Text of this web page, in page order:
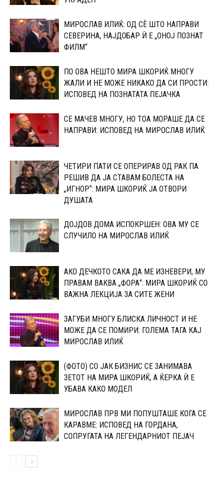
МИРОСЛАВ ИЛИЌ: ОД СÈ ШТО НАПРАВИ
СЕВЕРИНА, НАЈДОБАР Ѝ Е „ОНОЈ ПОЗНАТ
ФИЛМ“
ПО ОВА НЕШТО МИРА ШКОРИЌ МНОГУ
ЖАЛИ И НЕ МОЖЕ НИКАКО ДА СИ ПРОСТИ:
ИСПОВЕД НА ПОЗНАТАТА ПЕЈАЧКА
СЕ МАЧЕВ МНОГУ, НО ТОА МОРАШЕ ДА СЕ
НАПРАВИ: ИСПОВЕД НА МИРОСЛАВ ИЛИЌ
ЧЕТИРИ ПАТИ СЕ ОПЕРИРАВ ОД РАК ПА
РЕШИВ ДА ЈА СТАВАМ БОЛЕСТА НА
„ИГНОР“: МИРА ШКОРИЌ ЈА ОТВОРИ
ДУШАТА
ДОЈДОВ ДОМА ИСПОКРШЕН: ОВА МУ СЕ
СЛУЧИЛО НА МИРОСЛАВ ИЛИЌ
АКО ДЕЧКОТО САКА ДА МЕ ИЗНЕВЕРИ, МУ
ПРАВАМ ВАКВА „ФОРА“: МИРА ШКОРИЌ СО
ВАЖНА ЛЕКЦИЈА ЗА СИТЕ ЖЕНИ
ЗАГУБИ МНОГУ БЛИСКА ЛИЧНОСТ И НЕ
МОЖЕ ДА СЕ ПОМИРИ: ГОЛЕМА ТАГА КАЈ
МИРОСЛАВ ИЛИЌ
(ФОТО) СО ЈАК БИЗНИС СЕ ЗАНИМАВА
ЗЕТОТ НА МИРА ШКОРИЌ, А ЌЕРКА Ѝ Е
УБАВА КАКО МОДЕЛ
МИРОСЛАВ ПРВ МИ ПОПУШТАШЕ КОГА СЕ
КАРАВМЕ: ИСПОВЕД НА ГОРДАНА,
СОПРУГАТА НА ЛЕГЕНДАРНИОТ ПЕЈАЧ